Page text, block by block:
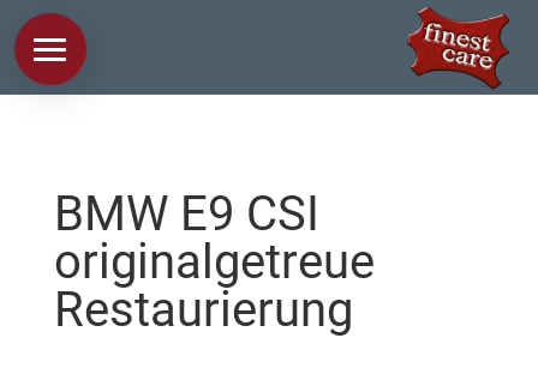
BMW E9 CSI
originalgetreue
Restaurierung